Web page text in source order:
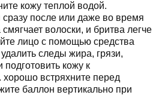
кожу теплой водой.
после или даже во время
волоски, и бритва легче
лицо с помощью средства
следы жира, грязи,
кожу к
встряхните перед
баллон вертикально при